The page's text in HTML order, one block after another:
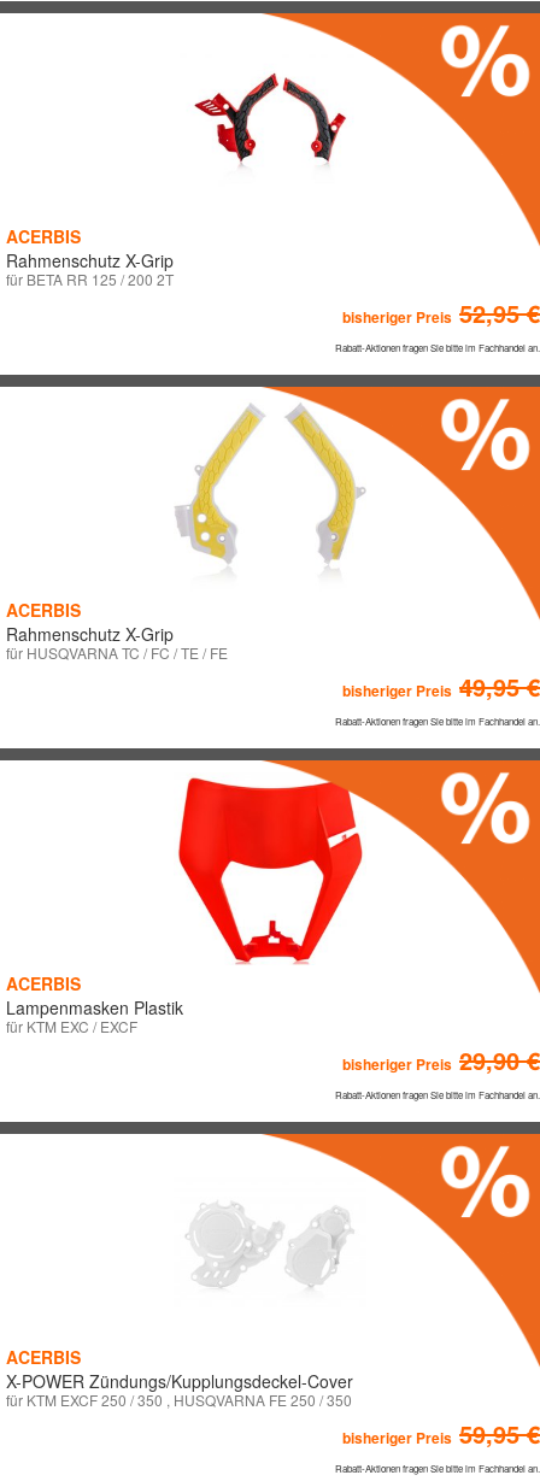
ACERBIS
Rahmenschutz X-Grip
für BETA RR 125 / 200 2T
bisheriger Preis 52,95 €
Rabatt-Aktionen fragen Sie bitte im Fachhandel an.
ACERBIS
Rahmenschutz X-Grip
für HUSQVARNA TC / FC / TE / FE
bisheriger Preis 49,95 €
Rabatt-Aktionen fragen Sie bitte im Fachhandel an.
ACERBIS
Lampenmasken Plastik
für KTM EXC / EXCF
bisheriger Preis 29,90 €
Rabatt-Aktionen fragen Sie bitte im Fachhandel an.
ACERBIS
X-POWER Zündungs/Kupplungsdeckel-Cover
für KTM EXCF 250 / 350 , HUSQVARNA FE 250 / 350
bisheriger Preis 59,95 €
Rabatt-Aktionen fragen Sie bitte im Fachhandel an.